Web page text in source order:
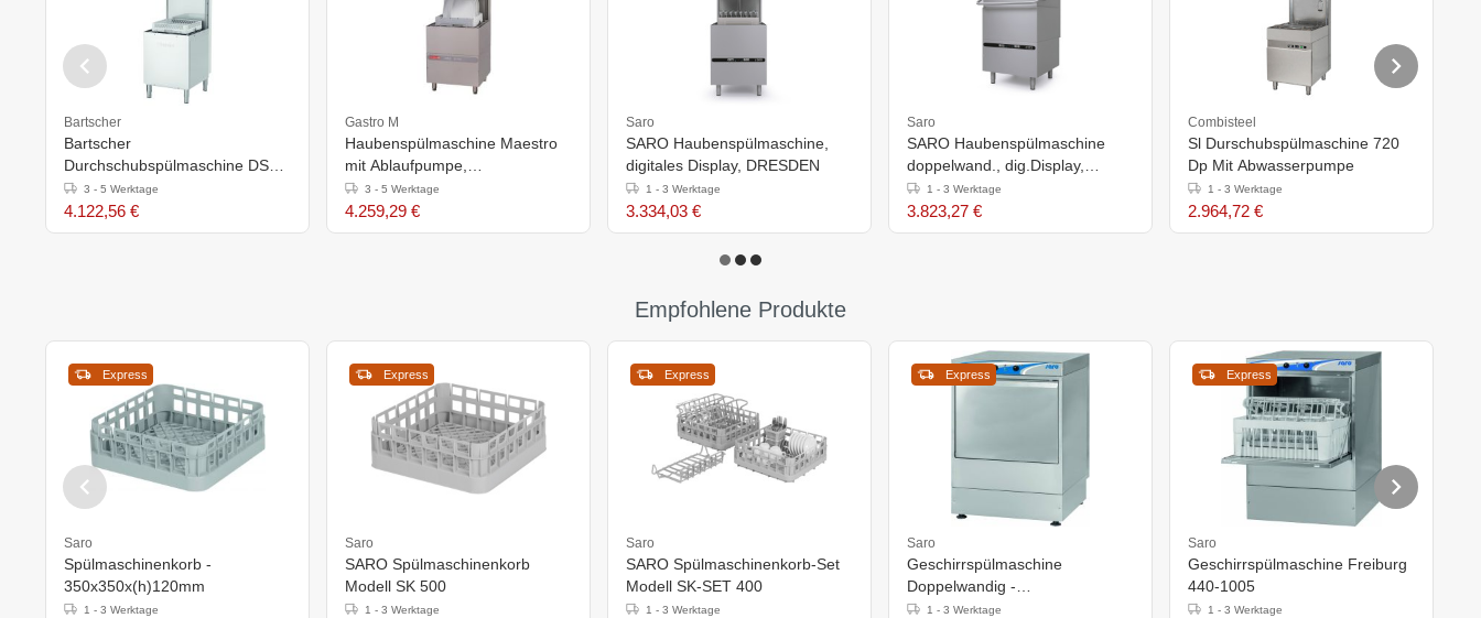
Bartscher
Bartscher
Durchschubspülmaschine DS
5003 - 5 Werktage
4.122,56 €
Gastro M
Haubenspülmaschine Maestro
mit Ablaufpumpe,
Seifenspender und
Zwischenbehälter - 400V -
500x500mm - 880x750mm
3 - 5 Werktage
4.259,29 €
Saro
SARO Haubenspülmaschine,
digitales Display, DRESDEN
1 - 3 Werktage
3.334,03 €
Saro
SARO Haubenspülmaschine
doppelwand., dig.Display,
TRIER1 - 3 Werktage
3.823,27 €
Combisteel
Sl Durschubspülmaschine 720
Dp Mit Abwasserpumpe
1 - 3 Werktage
2.964,72 €
Empfohlene Produkte
Express
Saro
Spülmaschinenkorb -
350x350x(h)120mm
1 - 3 Werktage
Express
Saro
SARO Spülmaschinenkorb
Modell SK 500
1 - 3 Werktage
Express
Saro
SARO Spülmaschinenkorb-Set
Modell SK-SET 400
1 - 3 Werktage
Express
Saro
Geschirrspülmaschine
Doppelwandig -
420x460x(h)600mm
1 - 3 Werktage
Express
Saro
Geschirrspülmaschine Freiburg
440-1005
1 - 3 Werktage